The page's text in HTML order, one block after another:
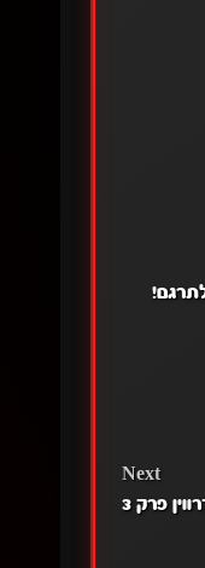
Next
פרק 3